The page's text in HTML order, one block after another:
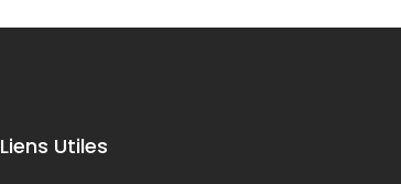
Liens Utiles